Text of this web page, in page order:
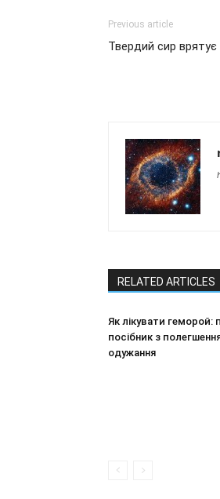
Previous article
Твердий сир врятує
RELATED ARTICLES
Як лікувати геморой:
посібник з
одужання